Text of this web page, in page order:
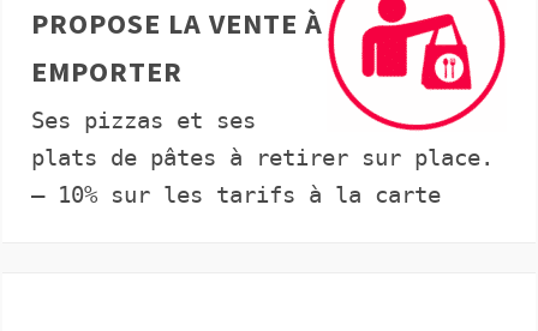
PROPOSE LA VENTE À
EMPORTER
Ses pizzas et ses
plats de pâtes à retirer sur place.
– 10% sur les tarifs à la carte